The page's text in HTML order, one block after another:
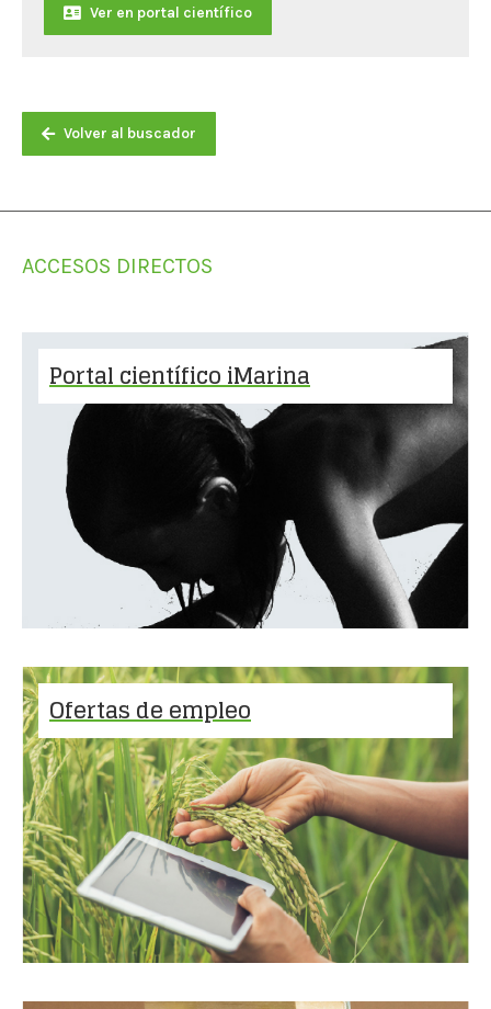
Ver en portal científico
Volver al buscador
ACCESOS DIRECTOS
Portal científico iMarina
Ofertas de empleo